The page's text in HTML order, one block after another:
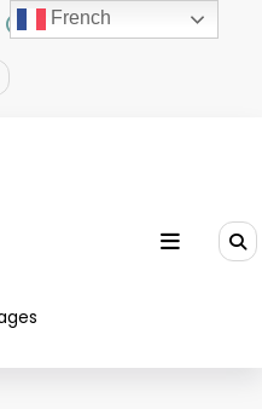
8:43:10 AM
French